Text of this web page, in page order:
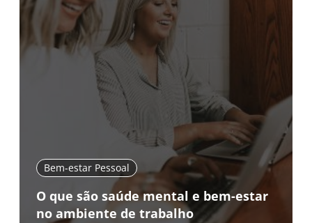
Bem-estar Pessoal
O que são saúde mental e bem-estar
no ambiente de trabalho